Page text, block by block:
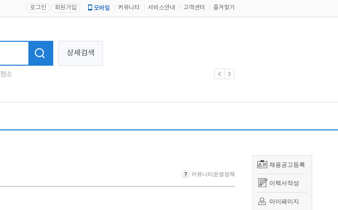
로그인 회원가입 모바일 커뮤니티 서비스안내 고객센터 즐겨찾기
상세검색
청소
채용공고등록
이력서작성
마이페이지
커뮤니티운영정책